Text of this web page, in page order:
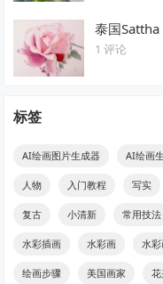
泰国
1 评论
标签
AI绘画图片生成器 AI绘画
人物 入门教程 写实
复古 小清新 常用技法
水彩插画 水彩画 水
绘画步骤 美国画家